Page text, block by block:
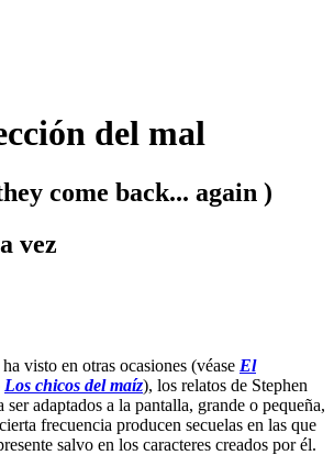
del mal
come back... again )
vez
visto en otras ocasiones (véase El
Los chicos del maíz), los relatos de Stephen
adaptados a la pantalla, grande o pequeña,
frecuencia producen secuelas en las que
salvo en los caracteres creados por él.